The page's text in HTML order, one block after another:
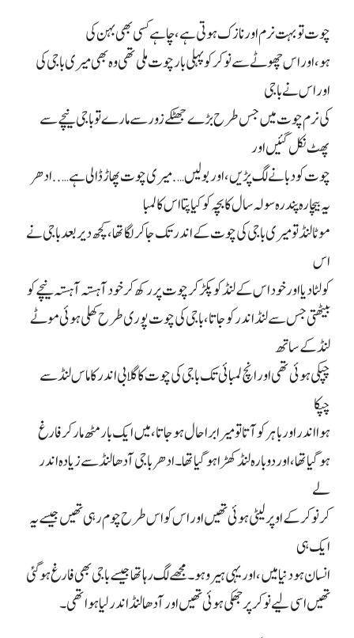
چوت تو بہت نرم اور نازک ہوتی ہے، چاہے کسی بھی بہن کی
ہو، اور اس چھوٹے سے نوکر کو پہلی بار چوت ملی تھی وہ بھی میری باجی کی
اور اس نے باجی
کی نرم چوت میں جس طرح بڑے جھٹکے زور سے مارے تو باجی نیچے سے
پھٹ نکل گئیں اور
چوت کو دبانے لگ پڑیں، اور بولیں…. میری چوت پھاڑ ڈالی ہے….. ادھر
یہ بیچارہ پندرہ سولہ سال کا بچہ کو کیا پتا اس کا لمبا
موٹا لنڈ تو میری باجی کی چوت کے اندر تک جا کر لگا تھا، کچھ دیر بعد باجی نے
اس
کو لٹا دیا اور خود اس کے لنڈ کو پکڑ کر چوت پر رکھ کر خود آہستہ آہستہ نیچے کو
بیٹھتی جس سے لنڈ اندر کو جاتا، باجی کی چوت پوری طرح کھلی ہوئی موٹے
لنڈ کے ساتھ
چپکی ہوئی تھی اور انچ لمبائی تک باجی کی چوت کا گلابی اندر کا ماس لنڈ سے
چپکا
ہوا اندر اور باہر کو آتا تو میرا برا حال ہو جاتا، میں ایک بار مٹھ مار کر فارغ
ہو گیا تھا، اور دوبارہ لنڈ کھڑا ہو گیا تھا۔ ادھر باجی آدھا لنڈ سے زیادہ اندر
لے
کر نوکر کے اوپر لیٹی ہوئی تھیں اور اس کو اس طرح چوم رہی تھیں جیسے یہ
ایک ہی
انسان ہو دنیا میں، اور یہی ہیرو ہو۔ مجھے لگ رہا تھا جیسے باجی بھی فارغ ہو گئی
تھیں اسی لیے نوکر پر جھکی ہوئی تھیں اور آدھا لنڈ اندر لیا ہوا تھی۔